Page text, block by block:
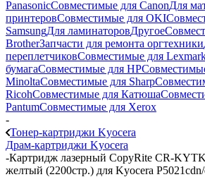
PanasonicСовместимые для CanonДля
принтеровСовместимые для OKI
SamsungДля ламинаторовДругое
BrotherЗапчасти для ремонта оргтехники
переплетчиковСовместимые для
бумагаСовместимые для HP
MinoltaСовместимые для Sharp
RicohСовместимые для Катюша
PantumСовместимые для Xerox
-
Тонер-картриджи Kyocera
Драм-картриджи Kyocera
-Картридж лазерный CopyRite CR-
желтый (2200стр.) для Kyocera